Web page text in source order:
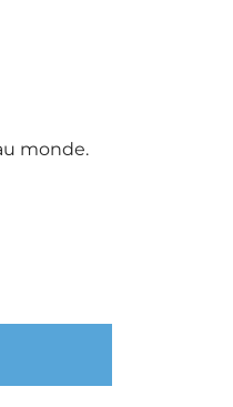
monde.